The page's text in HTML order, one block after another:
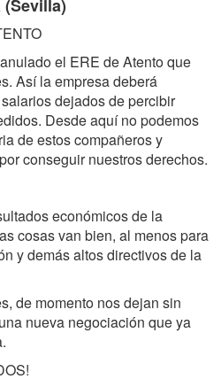
el ERE de Atento que
Así la empresa deberá
dejados de percibir
Desde aquí no podemos
de estos compañeros y
conseguir nuestros derechos.
económicos de la
cosas van bien, al menos para
y demás altos directivos de la
de momento nos dejan sin
nueva negociación que ya